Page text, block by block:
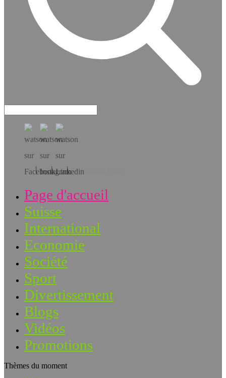
Téléchargez l’app!
Page d'accueil
Suisse
International
Economie
Société
Sport
Divertissement
Blogs
Vidéos
Promotions
Thèmes du moment